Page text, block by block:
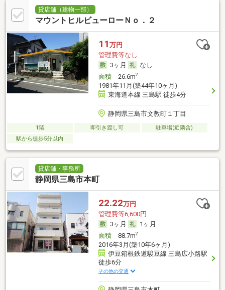
貸店舗（建物一部）
マウントヒルビューローＮｏ．２
11 万円
管理費等なし
3ヶ月
なし
面積26.6m2
1981年11月(築44年10ヶ月)
東海道本線 三島駅 徒歩4分
静岡県三島市文教町１丁目
1階 即引き渡し可
駐車場(近隣含)
駅から徒歩5分以内
貸店舗・事務所
静岡県三島市本町
22.22万円
管理費等6,600円
3ヶ月
1ヶ月
面積88.7m2
2016年3月(築10年6ヶ月)
伊豆箱根鉄道駿豆線 三島広小路駅
徒歩6分
その他の交通